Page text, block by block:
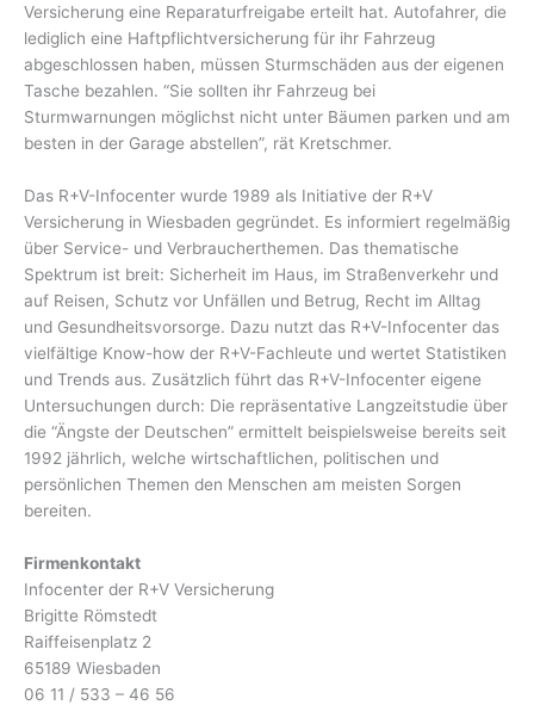
Versicherung eine Reparaturfreigabe erteilt hat. Autofahrer, die
lediglich eine Haftpflichtversicherung für ihr Fahrzeug
abgeschlossen haben, müssen Sturmschäden aus der eigenen
Tasche bezahlen. “Sie sollten ihr Fahrzeug bei
Sturmwarnungen möglichst nicht unter Bäumen parken und am
besten in der Garage abstellen”, rät Kretschmer.
Das R+V-Infocenter wurde 1989 als Initiative der R+V
Versicherung in Wiesbaden gegründet. Es informiert regelmäßig
über Service- und Verbraucherthemen. Das thematische
Spektrum ist breit: Sicherheit im Haus, im Straßenverkehr und
auf Reisen, Schutz vor Unfällen und Betrug, Recht im Alltag
und Gesundheitsvorsorge. Dazu nutzt das R+V-Infocenter das
vielfältige Know-how der R+V-Fachleute und wertet Statistiken
und Trends aus. Zusätzlich führt das R+V-Infocenter eigene
Untersuchungen durch: Die repräsentative Langzeitstudie über
die “Ängste der Deutschen” ermittelt beispielsweise bereits seit
1992 jährlich, welche wirtschaftlichen, politischen und
persönlichen Themen den Menschen am meisten Sorgen
bereiten.
Firmenkontakt
Infocenter der R+V Versicherung
Brigitte Römstedt
Raiffeisenplatz 2
65189 Wiesbaden
06 11 / 533 – 46 56